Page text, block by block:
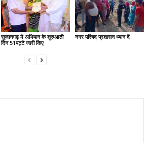
सुजानगढ़ मे अभियान के शुरुआती
दिन 51पट्टे जारी किए
नगर परिषद प्रशासन ध्यान दें